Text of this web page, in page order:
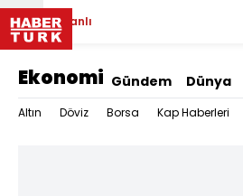
Canlı
Ekonomi Gündem Dünya
Altın Döviz Borsa Kap Haberleri